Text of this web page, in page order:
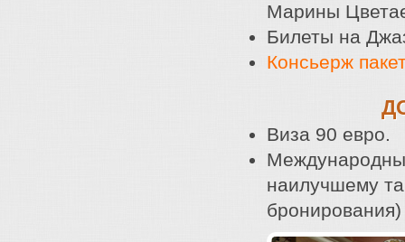
Марины
Билеты на
Консьерж
Виза 90 евро.
наилучшему
бронирования)